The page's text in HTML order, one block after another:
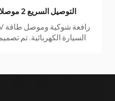
SG120A التوصيل السريع 2 موصلات القطب
السيارة الكهربائية. تم